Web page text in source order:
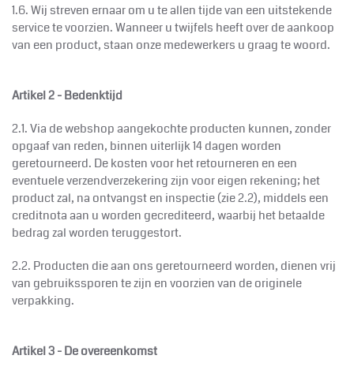
1.6. Wij streven ernaar om u te allen tijde van een uitstekende
service te voorzien. Wanneer u twijfels heeft over de aankoop
van een product, staan onze medewerkers u graag te woord.
Artikel 2 - Bedenktijd
2.1. Via de webshop aangekochte producten kunnen, zonder
opgaaf van reden, binnen uiterlijk 14 dagen worden
geretourneerd. De kosten voor het retourneren en een
eventuele verzendverzekering zijn voor eigen rekening; het
product zal, na ontvangst en inspectie (zie 2.2), middels een
creditnota aan u worden gecrediteerd, waarbij het betaalde
bedrag zal worden teruggestort.
2.2. Producten die aan ons geretourneerd worden, dienen vrij
van gebruikssporen te zijn en voorzien van de originele
verpakking.
Artikel 3 - De overeenkomst